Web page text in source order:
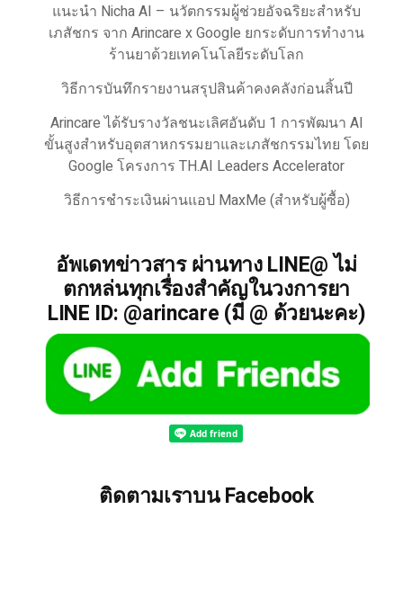
แนะนำ Nicha AI – นวัตกรรมผู้ช่วยอัจฉริยะสำหรับ
เภสัชกร จาก Arincare x Google ยกระดับการทำงาน
ร้านยาด้วยเทคโนโลยีระดับโลก
วิธีการบันทึกรายงานสรุปสินค้าคงคลังก่อนสิ้นปี
Arincare ได้รับรางวัลชนะเลิศอันดับ 1 การพัฒนา AI
ขั้นสูงสำหรับอุตสาหกรรมยาและเภสัชกรรมไทย โดย
Google โครงการ TH.AI Leaders Accelerator
วิธีการชำระเงินผ่านแอป MaxMe (สำหรับผู้ซื้อ)
อัพเดทข่าวสาร ผ่านทาง LINE@ ไม่
ตกหล่นทุกเรื่องสำคัญในวงการยา
LINE ID: @arincare (มี @ ด้วยนะคะ)
ติดตามเราบน Facebook